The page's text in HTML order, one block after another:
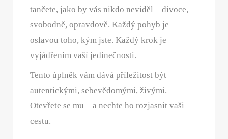
tančete, jako by vás nikdo neviděl – divoce,
svobodně, opravdově. Každý pohyb je
oslavou toho, kým jste. Každý krok je
vyjádřením vaší jedinečnosti.
Tento úplněk vám dává příležitost být
autentickými, sebevědomými, živými.
Otevřete se mu – a nechte ho rozjasnit vaši
cestu.